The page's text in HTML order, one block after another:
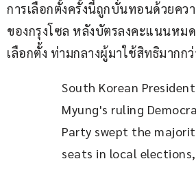
การเลือกตั้งครั้งนี้ถูกบั่นทอนด้วยคว
ของกรุงโซล หลังบัตรลงคะแนนหม
เลือกตั้ง ท่ามกลางผู้มาใช้สิทธิมากก
South Korean
Myung's ruling
Party swept the
seats in local